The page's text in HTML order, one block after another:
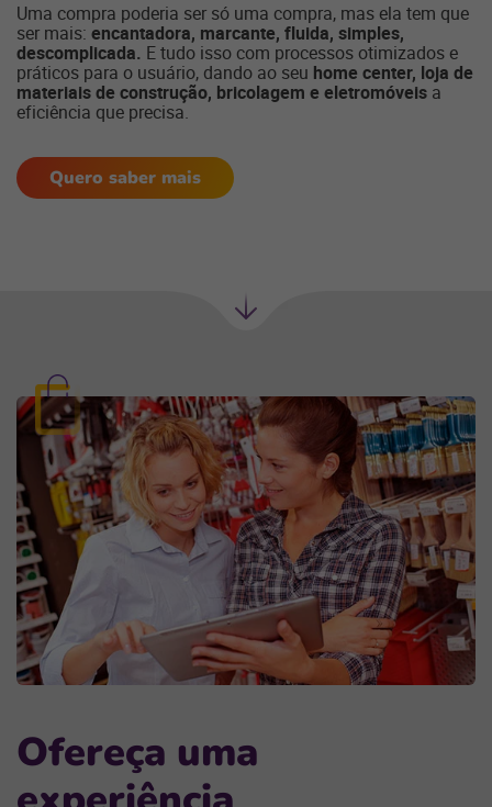
Uma compra poderia ser só uma compra, mas ela tem que
ser mais: encantadora, marcante, fluida, simples,
descomplicada. E tudo isso com processos otimizados e
práticos para o usuário, dando ao seu home center, loja de
materiais de construção, bricolagem e eletromóveis a
eficiência que precisa.
Quero saber mais
Ofereça uma